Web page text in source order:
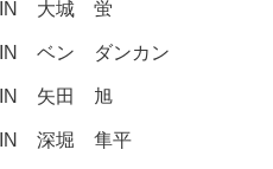
IN 大城 蛍
IN ベン ダンカン
IN 矢田 旭
IN 深堀 隼平